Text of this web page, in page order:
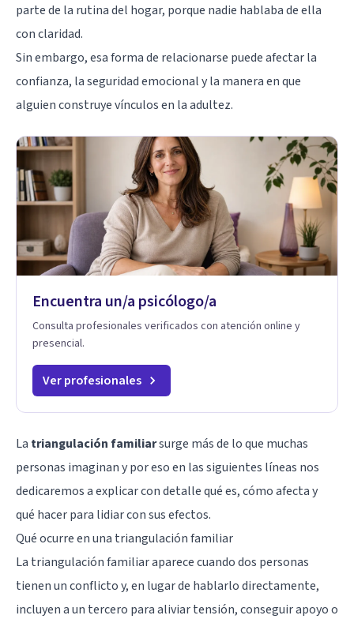
parte de la rutina del hogar, porque nadie hablaba de ella
con claridad.
Sin embargo, esa forma de relacionarse puede afectar la
confianza, la seguridad emocional y la manera en que
alguien construye vínculos en la adultez.
Encuentra un/a psicólogo/a
Consulta profesionales verificados con atención online y
presencial.
Ver profesionales
La triangulación familiarsurge más de lo que muchas
personas imaginan y por eso en las siguientes líneas nos
dedicaremos a explicar con detalle qué es, cómo afecta y
qué hacer para lidiar con sus efectos.
Qué ocurre en una triangulación familiar
La triangulación familiar aparece cuando dos personas
tienen unconflictoy, en lugar de hablarlo directamente,
incluyen a un tercero para aliviar tensión, conseguir apoyo o